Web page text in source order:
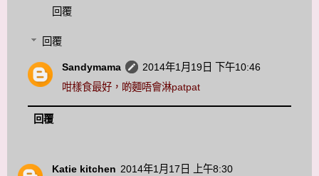
回覆
回覆
Sandymama
2014年1月19日 下午10:46
咁樣食最好，啲麵唔會淋patpat
回覆
Katie kitchen 2014年1月17日 上午8:30